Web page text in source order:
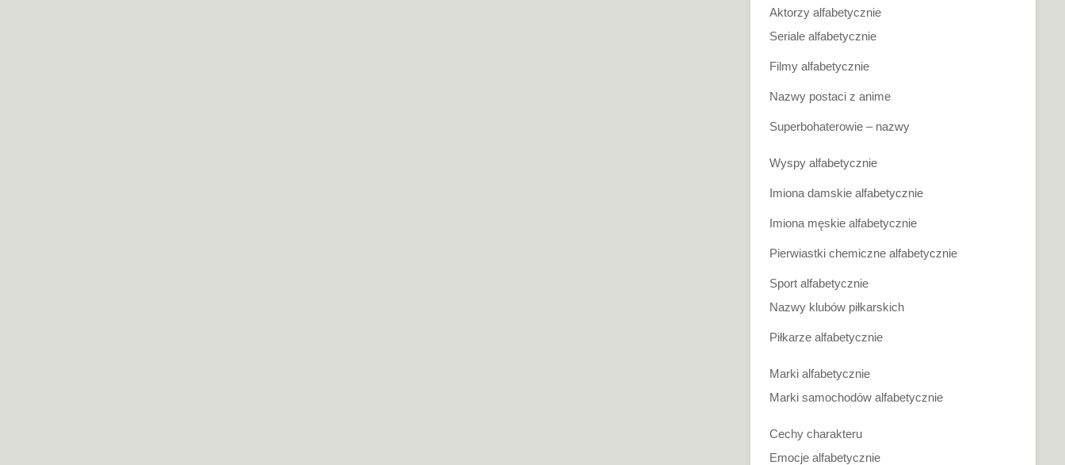
Aktorzy alfabetycznie
Seriale alfabetycznie
Filmy alfabetycznie
Nazwy postaci z anime
Superbohaterowie – nazwy
Wyspy alfabetycznie
Imiona damskie alfabetycznie
Imiona męskie alfabetycznie
Pierwiastki chemiczne alfabetycznie
Sport alfabetycznie
Nazwy klubów piłkarskich
Piłkarze alfabetycznie
Marki alfabetycznie
Marki samochodów alfabetycznie
Cechy charakteru
Emocje alfabetycznie